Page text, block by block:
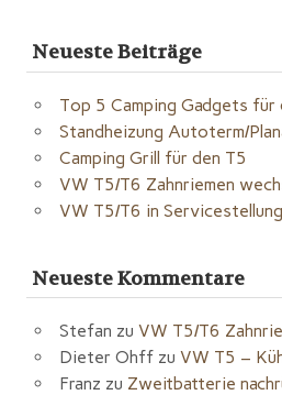
Neueste Beiträge
Top 5 Camping Gadgets für
Standheizung Autoterm/
Camping Grill für den T5
VW T5/T6 Zahnriemen
VW T5/T6 in
Neueste Kommentare
Stefan zu VW T5/T6
Dieter Ohff zu VW T5 –
Franz zu Zweitbatterie